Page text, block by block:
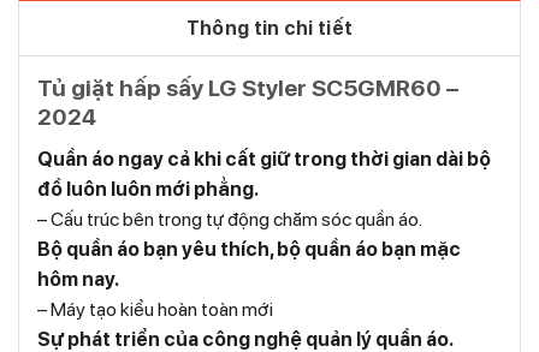
Thông tin chi tiết
Tủ giặt hấp sấy LG Styler SC5GMR60 –
2024
Quần áo ngay cả khi cất giữ trong thời gian dài bộ
đồ luôn luôn mới phẳng.
– Cấu trúc bên trong tự động chăm sóc quần áo.
Bộ quần áo bạn yêu thích, bộ quần áo bạn mặc
hôm nay.
– Máy tạo kiểu hoàn toàn mới
Sự phát triển của công nghệ quản lý quần áo.